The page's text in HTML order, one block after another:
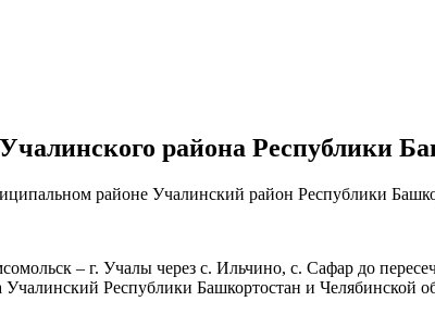
района Республики
районе Учалинский район Республики
– г. Учалы через с. Ильчино, с. Сафар до
Республики Башкортостан и Челябинской